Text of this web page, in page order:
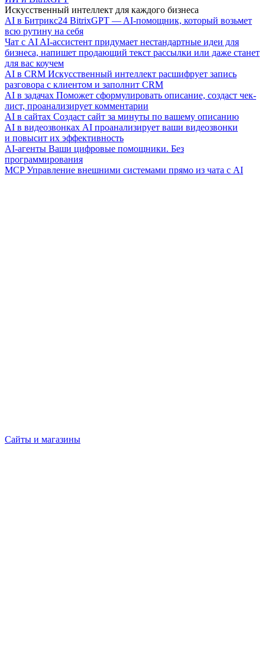
Искусственный интеллект для каждого бизнеса
AI в Битрикс24 BitrixGPT — AI-помощник, который возьмет
всю рутину на себя
Чат с AI AI-ассистент придумает нестандартные идеи для
бизнеса, напишет продающий текст рассылки или даже станет
для вас коучем
AI в CRM Искусственный интеллект расшифрует запись
разговора с клиентом и заполнит CRM
AI в задачах Поможет сформулировать описание, создаст чек-
лист, проанализирует комментарии
AI в сайтах Создаст сайт за минуты по вашему описанию
AI в видеозвонках AI проанализирует ваши видеозвонки
и повысит их эффективность
AI-агенты Ваши цифровые помощники. Без
программирования
MCP Управление внешними системами прямо из чата с AI
Сайты и магазины